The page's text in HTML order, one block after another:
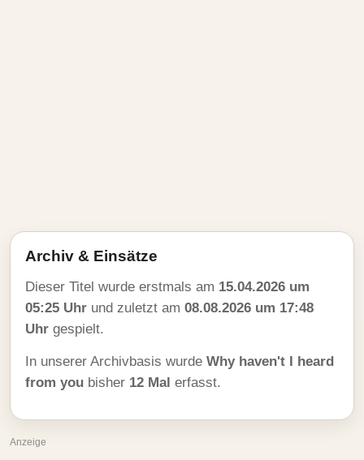
Archiv & Einsätze
Dieser Titel wurde erstmals am 15.04.2026 um
05:25 Uhr und zuletzt am 08.08.2026 um 17:48
Uhr gespielt.
In unserer Archivbasis wurde Why haven't I heard
from you bisher 12 Mal erfasst.
Anzeige